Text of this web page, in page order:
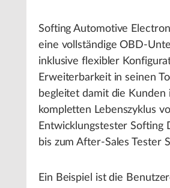
Softing Automotive
eine vollständige OBD-
inklusive flexibler
Erweiterbarkeit in seinen
begleitet damit die Kunden
kompletten Lebenszyklus
Entwicklungstester Softing
bis zum After-Sales Tester
Ein Beispiel ist die